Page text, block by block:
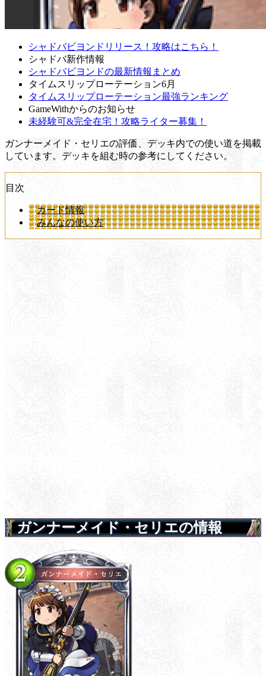
シャドバビヨンドリリース！攻略はこちら！
シャドバ新作情報
シャドバビヨンドの最新情報まとめ
タイムスリップローテーション6月
タイムスリップローテーション最強ランキング
GameWithからのお知らせ
未経験可&完全在宅！攻略ライター募集！
ガンナーメイド・セリエの評価、デッキ内での使い道を掲載
しています。デッキを組む時の参考にしてください。
目次
カード情報
みんなの使い方
ガンナーメイド・セリエの情報